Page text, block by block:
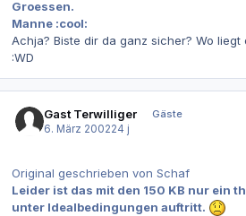
Groessen.
Manne :cool:
Achja? Biste dir da ganz sicher? Wo
:WD
Gast Terwilliger
Gäste
6. März 200224 j
Original geschrieben von Schaf
Leider ist das mit den 150 KB nur ein
unter Idealbedingungen auftritt.